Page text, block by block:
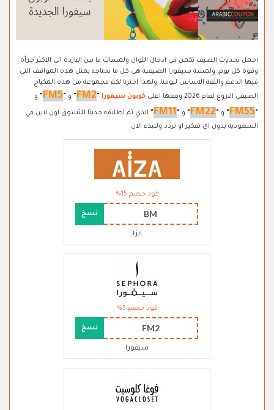
اجمل تحديات الصيف تكمن في ادخال اللوان ولمسات ما بين الباردة الى الاكثر جرأة
وقوة كل يوم، ولمسة سيفورا الصيفية هي كل ما نحتاجه بمثل هذه المواقف التي
فيها الدعم والثقة الاساس ليومنا، ولهذا اخترنا لكم مجموعة من هذه المكياج
الصيفي الاروع لعام 2026 ومعها اعلى
كوبون سيفورا "
FM2
" و "
FM5
" و
"
FM55
" و "
FM22
" و "
FM11
" الذي تم اطلاقه حديثا للتسوق اون لاين في
السعودية بدون اي تفكير او تردد ولنبدء الان.
كود خصم 15%
BM نسخ
ايزا
كود خصم 5%
FM2 نسخ
سيفورا